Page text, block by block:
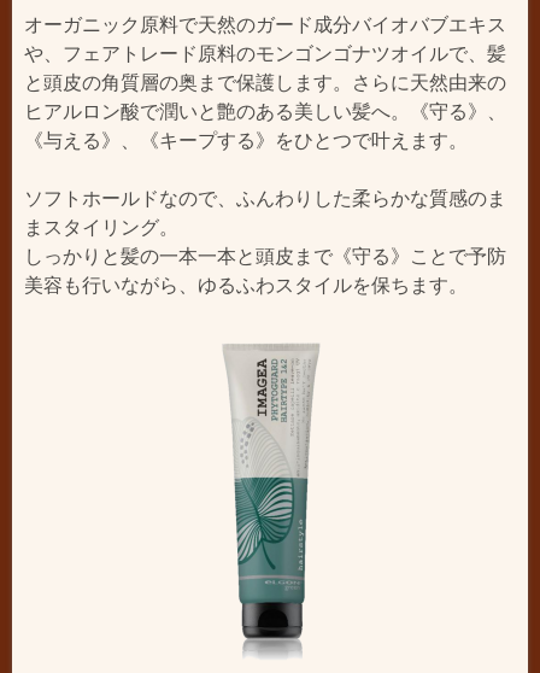
オーガニック原料で天然のガード成分バイオバブエキス
や、フェアトレード原料のモンゴンゴナツオイルで、髪
と頭皮の角質層の奥まで保護します。さらに天然由来の
ヒアルロン酸で潤いと艶のある美しい髪へ。《守る》、
《与える》、《キープする》をひとつで叶えます。
ソフトホールドなので、ふんわりした柔らかな質感のま
まスタイリング。
しっかりと髪の一本一本と頭皮まで《守る》ことで予防
美容も行いながら、ゆるふわスタイルを保ちます。